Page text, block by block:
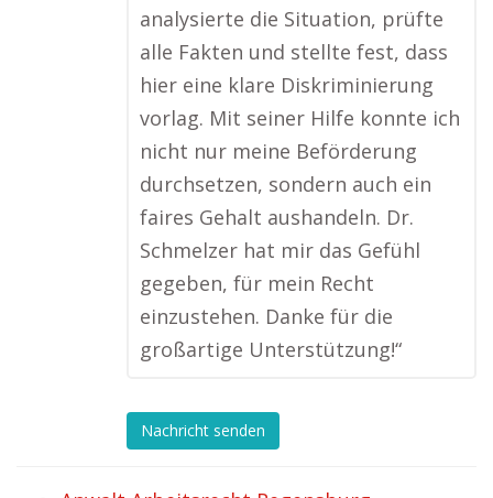
analysierte die Situation, prüfte
alle Fakten und stellte fest, dass
hier eine klare Diskriminierung
vorlag. Mit seiner Hilfe konnte ich
nicht nur meine Beförderung
durchsetzen, sondern auch ein
faires Gehalt aushandeln. Dr.
Schmelzer hat mir das Gefühl
gegeben, für mein Recht
einzustehen. Danke für die
großartige Unterstützung!“
Nachricht senden